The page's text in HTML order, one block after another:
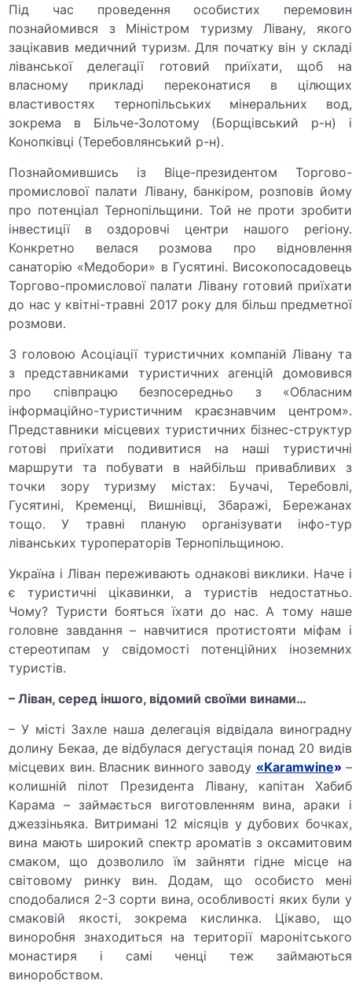
Під час проведення особистих перемовин
познайомився з Міністром туризму Лівану, якого
зацікавив медичний туризм. Для початку він у складі
ліванської делегації готовий приїхати, щоб на
власному прикладі переконатися в цілющих
властивостях тернопільських мінеральних вод,
зокрема в Більче-Золотому (Борщівський р-н) і
Конопківці (Теребовлянський р-н).
Познайомившись із Віце-президентом Торгово-
промислової палати Лівану, банкіром, розповів йому
про потенціал Тернопільщини. Той не проти зробити
інвестиції в оздоровчі центри нашого регіону.
Конкретно велася розмова про відновлення
санаторію «Медобори» в Гусятині. Високопосадовець
Торгово-промислової палати Лівану готовий приїхати
до нас у квітні-травні 2017 року для більш предметної
розмови.
З головою Асоціації туристичних компаній Лівану та
з представниками туристичних агенцій домовився
про співпрацю безпосередньо з «Обласним
інформаційно-туристичним краєзнавчим центром».
Представники місцевих туристичних бізнес-структур
готові приїхати подивитися на наші туристичні
маршрути та побувати в найбільш привабливих з
точки зору туризму містах: Бучачі, Теребовлі,
Гусятині, Кременці, Вишнівці, Збаражі, Бережанах
тощо. У травні планую організувати інфо-тур
ліванських туроператорів Тернопільщиною.
Україна і Ліван переживають однакові виклики. Наче і
є туристичні цікавинки, а туристів недостатньо.
Чому? Туристи бояться їхати до нас. А тому наше
головне завдання – навчитися протистояти міфам і
стереотипам у свідомості потенційних іноземних
туристів.
– Ліван, серед іншого, відомий своїми винами…
– У місті Захле наша делегація відвідала виноградну
долину Бекаа, де відбулася дегустація понад 20 видів
місцевих вин. Власник винного заводу «Karamwine» –
колишній пілот Президента Лівану, капітан Хабиб
Карама – займається виготовленням вина, араки і
джеззіньяка. Витримані 12 місяців у дубових бочках,
вина мають широкий спектр ароматів з оксамитовим
смаком, що дозволило їм зайняти гідне місце на
світовому ринку вин. Додам, що особисто мені
сподобалися 2-3 сорти вина, особливості яких були у
смаковій якості, зокрема кислинка. Цікаво, що
виноробня знаходиться на території маронітського
монастиря і самі ченці теж займаються
виноробством.